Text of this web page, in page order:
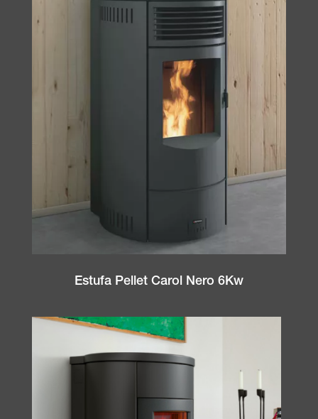
Estufa Pellet Carol Nero 6Kw